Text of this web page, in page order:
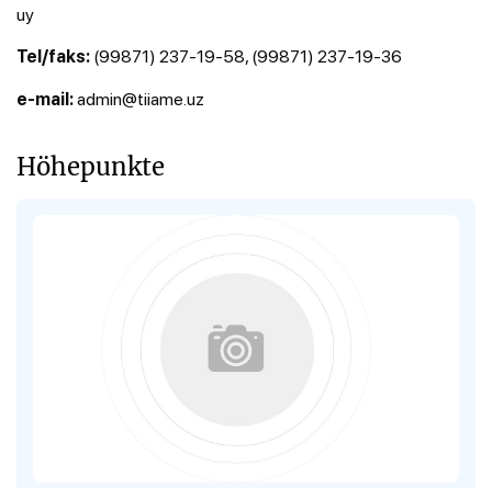
uy
Tel/faks: (99871) 237-19-58, (99871) 237-19-36
e-mail:admin@tiiame.uz
Höhepunkte